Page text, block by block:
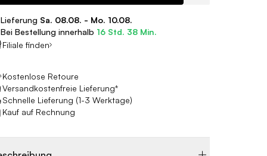
Lieferung Sa. 08.08. - Mo. 10.08.
Bei Bestellung innerhalb 16 Std. 38 Min.
Filiale finden
Kostenlose Retoure
Versandkostenfreie Lieferung*
Schnelle Lieferung (1-3 Werktage)
Kauf auf Rechnung